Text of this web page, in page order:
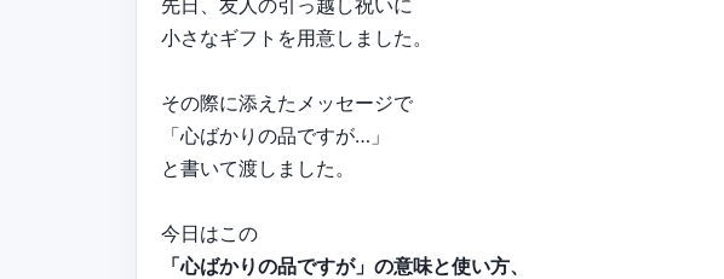
小さなギフトを用意しました。
その際に添えたメッセージで
「心ばかりの品ですが…」
と書いて渡しました。
今日はこの
「心ばかりの品ですが」の意味と使い方、